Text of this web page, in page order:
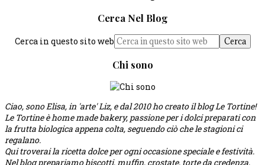
Cerca Nel Blog
Cerca in questo sito web
Chi sono
Ciao, sono Elisa, in 'arte' Liz, e dal 2010 ho creato il blog Le Tortine!
Le Tortine è home made bakery, passione per i dolci preparati con
la frutta biologica appena colta, seguendo ciò che le stagioni ci
regalano.
Qui troverai la ricetta dolce per ogni occasione speciale e festività.
Nel blog prepariamo biscotti, muffin, crostate, torte da credenza,